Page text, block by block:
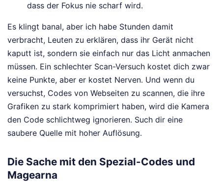
dass der Fokus nie scharf wird.
Es klingt banal, aber ich habe Stunden damit
verbracht, Leuten zu erklären, dass ihr Gerät nicht
kaputt ist, sondern sie einfach nur das Licht anmachen
müssen. Ein schlechter Scan-Versuch kostet dich zwar
keine Punkte, aber er kostet Nerven. Und wenn du
versuchst, Codes von Webseiten zu scannen, die ihre
Grafiken zu stark komprimiert haben, wird die Kamera
den Code schlichtweg ignorieren. Such dir eine
saubere Quelle mit hoher Auflösung.
Die Sache mit den Spezial-Codes und
Magearna